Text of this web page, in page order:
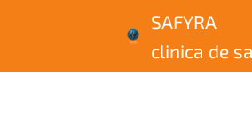
clinica de